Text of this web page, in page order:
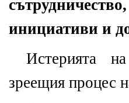
инициативи и
Истерията
зреещия процес